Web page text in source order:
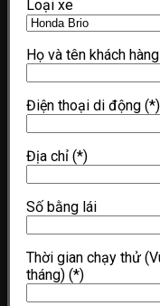
Loại xe
Họ và tên khách hàng
Điện thoại di động (*)
Địa chỉ (*)
Số bằng lái
Thời gian chạy thử
tháng) (*)